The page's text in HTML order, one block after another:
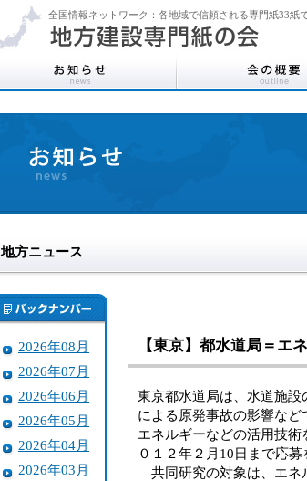
全国情報ネットワーク：各地域で信頼される専門紙33紙
地方ニュース
2026年08月
2026年07月
2026年06月
2026年05月
2026年04月
2026年03月
【東京】都水道局＝エ
東京都水道局は、水道施
による原発事故の影響な
エネルギーなどの活用技
０１２年２月10日まで応
共同研究の対象は、エネ